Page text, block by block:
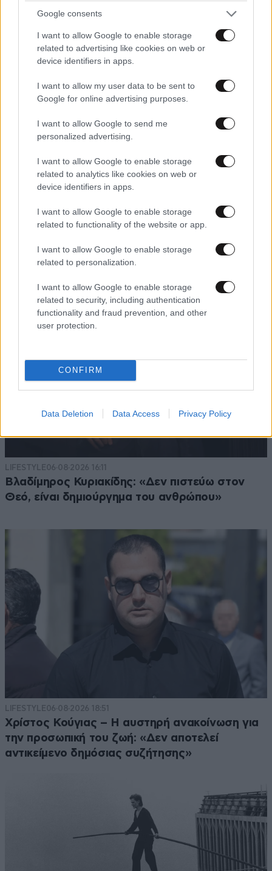
Google consents
I want to allow Google to enable storage
related to advertising like cookies on web or
device identifiers in apps.
I want to allow my user data to be sent to
Google for online advertising purposes.
I want to allow Google to send me
personalized advertising.
I want to allow Google to enable storage
related to analytics like cookies on web or
device identifiers in apps.
I want to allow Google to enable storage
related to functionality of the website or app.
I want to allow Google to enable storage
related to personalization.
I want to allow Google to enable storage
related to security, including authentication
functionality and fraud prevention, and other
user protection.
CONFIRM
Data Deletion Data Access Privacy Policy
LIFESTYLE06·08·2026 16:11
Βλαδίμηρος Κυριακίδης: «Δεν πιστεύω στον
Θεό, είναι δημιούργημα του ανθρώπου»
LIFESTYLE06·08·2026 18:51
Χρίστος Κούγιας – Η αυστηρή ανακοίνωση για
την προσωπική του ζωή: «Δεν αποτελεί
αντικείμενο δημόσιας συζήτησης»